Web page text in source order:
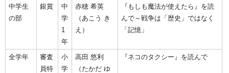
中学生
の部
銀賞
中
学
1
年
赤穂 希英
（あこう き
え）
『もしも魔法が使えたら』を読
んで～戦争は「歴史」ではなく
「記憶」
全学年
審査
員特
小
学
高田 悠利
（たかだ ゆ
『ネコのタクシー』を読んで